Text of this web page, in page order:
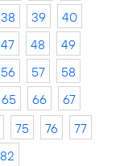
38 39
40
47 48
49
56 57
58
65 66
67
75 76
77
82